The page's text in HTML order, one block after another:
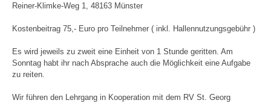
Reiner-Klimke-Weg 1, 48163 Münster
Kostenbeitrag 75,- Euro pro Teilnehmer ( inkl. Hallennutzungsgebühr )
Es wird jeweils zu zweit eine Einheit von 1 Stunde geritten. Am
Sonntag habt ihr nach Absprache auch die Möglichkeit eine Aufgabe
zu reiten.
Wir führen den Lehrgang in Kooperation mit dem RV St. Georg